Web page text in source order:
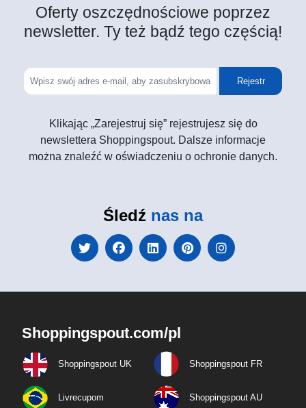
Oferty oszczędnościowe poprzez
newsletter. Ty też bądź tego częścią!
Rejestr
Klikając „Zarejestruj się” rejestrujesz się do
newslettera Shoppingspout. Dalsze informacje
można znaleźć w oświadczeniu o ochronie danych.
Śledź nas na
Shoppingspout.com/pl
Shoppingspout UK Shoppingspout FR
Livrecupom Shoppingspout AU